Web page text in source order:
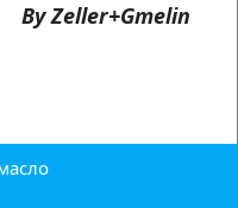
By Zeller+Gmelin